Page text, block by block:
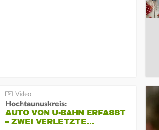
Hochtaunuskreis:
AUTO VON U-BAHN ERFASST
– ZWEI VERLETZTE…